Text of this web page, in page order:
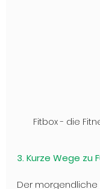
Fitbox - die
3. Kurze Wege zu
Der morgendliche